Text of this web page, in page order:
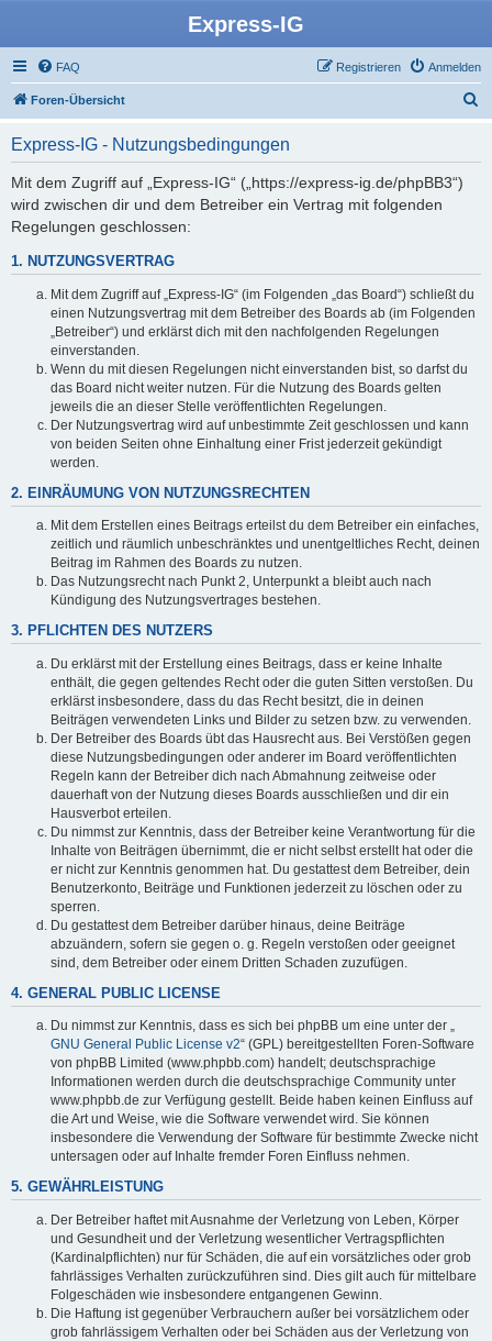
Express-IG
FAQ Anmelden
Registrieren
Foren-Übersicht
Express-IG - Nutzungsbedingungen
Mit dem Zugriff auf „Express-IG“ („https://express-ig.de/phpBB3“)
wird zwischen dir und dem Betreiber ein Vertrag mit folgenden
Regelungen geschlossen:
1. NUTZUNGSVERTRAG
Mit dem Zugriff auf „Express-IG“ (im Folgenden „das Board“) schließt du
einen Nutzungsvertrag mit dem Betreiber des Boards ab (im Folgenden
„Betreiber“) und erklärst dich mit den nachfolgenden Regelungen
einverstanden.
Wenn du mit diesen Regelungen nicht einverstanden bist, so darfst du
das Board nicht weiter nutzen. Für die Nutzung des Boards gelten
jeweils die an dieser Stelle veröffentlichten Regelungen.
Der Nutzungsvertrag wird auf unbestimmte Zeit geschlossen und kann
von beiden Seiten ohne Einhaltung einer Frist jederzeit gekündigt
werden.
2. EINRÄUMUNG VON NUTZUNGSRECHTEN
Mit dem Erstellen eines Beitrags erteilst du dem Betreiber ein einfaches,
zeitlich und räumlich unbeschränktes und unentgeltliches Recht, deinen
Beitrag im Rahmen des Boards zu nutzen.
Das Nutzungsrecht nach Punkt 2, Unterpunkt a bleibt auch nach
Kündigung des Nutzungsvertrages bestehen.
3. PFLICHTEN DES NUTZERS
Du erklärst mit der Erstellung eines Beitrags, dass er keine Inhalte
enthält, die gegen geltendes Recht oder die guten Sitten verstoßen. Du
erklärst insbesondere, dass du das Recht besitzt, die in deinen
Beiträgen verwendeten Links und Bilder zu setzen bzw. zu verwenden.
Der Betreiber des Boards übt das Hausrecht aus. Bei Verstößen gegen
diese Nutzungsbedingungen oder anderer im Board veröffentlichten
Regeln kann der Betreiber dich nach Abmahnung zeitweise oder
dauerhaft von der Nutzung dieses Boards ausschließen und dir ein
Hausverbot erteilen.
Du nimmst zur Kenntnis, dass der Betreiber keine Verantwortung für die
Inhalte von Beiträgen übernimmt, die er nicht selbst erstellt hat oder die
er nicht zur Kenntnis genommen hat. Du gestattest dem Betreiber, dein
Benutzerkonto, Beiträge und Funktionen jederzeit zu löschen oder zu
sperren.
Du gestattest dem Betreiber darüber hinaus, deine Beiträge
abzuändern, sofern sie gegen o. g. Regeln verstoßen oder geeignet
sind, dem Betreiber oder einem Dritten Schaden zuzufügen.
4. GENERAL PUBLIC LICENSE
Du nimmst zur Kenntnis, dass es sich bei phpBB um eine unter der „
GNU General Public License v2“ (GPL) bereitgestellten Foren-Software
von phpBB Limited (www.phpbb.com) handelt; deutschsprachige
Informationen werden durch die deutschsprachige Community unter
www.phpbb.de zur Verfügung gestellt. Beide haben keinen Einfluss auf
die Art und Weise, wie die Software verwendet wird. Sie können
insbesondere die Verwendung der Software für bestimmte Zwecke nicht
untersagen oder auf Inhalte fremder Foren Einfluss nehmen.
5. GEWÄHRLEISTUNG
Der Betreiber haftet mit Ausnahme der Verletzung von Leben, Körper
und Gesundheit und der Verletzung wesentlicher Vertragspflichten
(Kardinalpflichten) nur für Schäden, die auf ein vorsätzliches oder grob
fahrlässiges Verhalten zurückzuführen sind. Dies gilt auch für mittelbare
Folgeschäden wie insbesondere entgangenen Gewinn.
Die Haftung ist gegenüber Verbrauchern außer bei vorsätzlichem oder
grob fahrlässigem Verhalten oder bei Schäden aus der Verletzung von